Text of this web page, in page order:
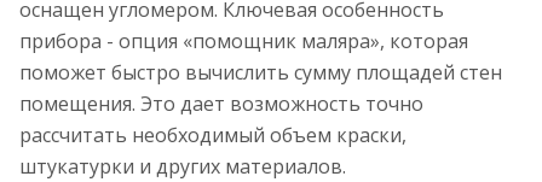
оснащен угломером. Ключевая особенность
прибора - опция «помощник маляра», которая
поможет быстро вычислить сумму площадей стен
помещения. Это дает возможность точно
рассчитать необходимый объем краски,
штукатурки и других материалов.